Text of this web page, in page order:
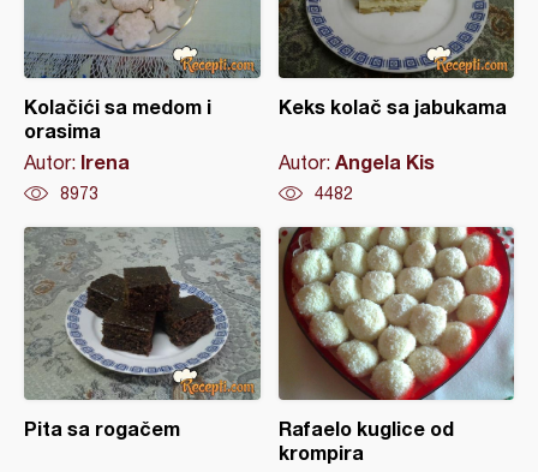
Kolačići sa medom i
orasima
Autor: Irena
8973
Keks kolač sa jabukama
Autor: Angela Kis
4482
Pita sa rogačem
Rafaelo kuglice od
krompira